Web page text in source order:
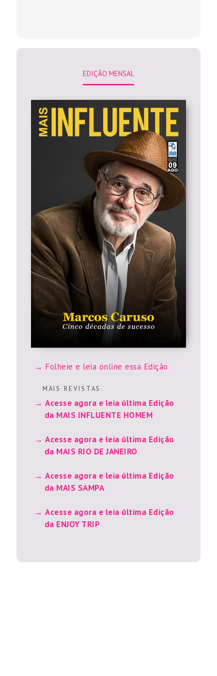
EDIÇÃO MENSAL
Folheie e leia online essa Edição
M A I S R E V I S T A S
Acesse agora e leia última Edição
da MAIS INFLUENTE HOMEM
Acesse agora e leia última Edição
da MAIS RIO DE JANEIRO
Acesse agora e leia última Edição
da MAIS SAMPA
Acesse agora e leia última Edição
da ENJOY TRIP